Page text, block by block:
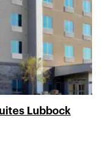
Lubbock